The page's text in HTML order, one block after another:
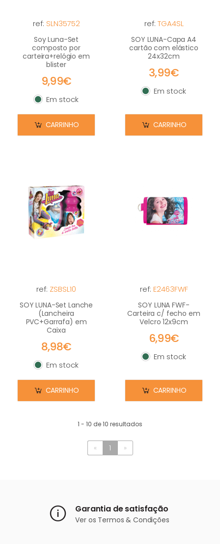
ref: SLN35752
Soy Luna-Set
composto por
carteira+relógio em
blister
9,99€
Em stock
Em stock
CARRINHO
ref: TGA4SL
SOY LUNA-Capa A4
cartão com elástico
24x32cm
3,99€
Em stock
Em stock
CARRINHO
ref: ZSBSL10
SOY LUNA-Set Lanche
(Lancheira
PVC+Garrafa) em
Caixa
8,98€
Em stock
Em stock
CARRINHO
ref: E2463FWF
SOY LUNA FWF-
Carteira c/ fecho em
Velcro 12x9cm
6,99€
Em stock
Em stock
CARRINHO
1 - 10 de 10 resultados
« 1 »
Garantia de satisfação
Ver os Termos & Condições